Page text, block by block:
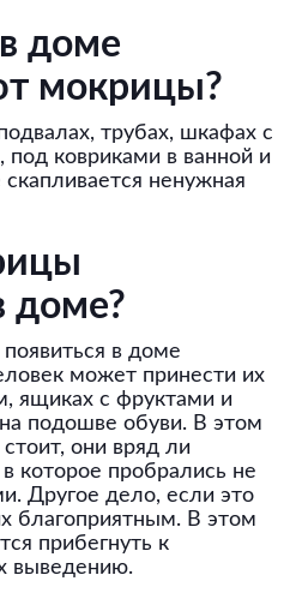
доме
мокрицы?
трубах, шкафах с
ковриками в ванной и
ненужная
доме?
в доме
может принести их
ящиках с фруктами и
подошве обуви. В этом
они вряд ли
которое пробрались не
Другое дело, если это
благоприятным. В этом
прибегнуть к
выведению.